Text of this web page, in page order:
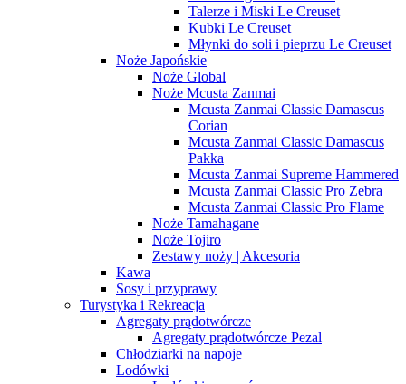
Talerze i Miski Le Creuset
Kubki Le Creuset
Młynki do soli i pieprzu Le Creuset
Noże Japońskie
Noże Global
Noże Mcusta Zanmai
Mcusta Zanmai Classic Damascus
Corian
Mcusta Zanmai Classic Damascus
Pakka
Mcusta Zanmai Supreme Hammered
Mcusta Zanmai Classic Pro Zebra
Mcusta Zanmai Classic Pro Flame
Noże Tamahagane
Noże Tojiro
Zestawy noży | Akcesoria
Kawa
Sosy i przyprawy
Turystyka i Rekreacja
Agregaty prądotwórcze
Agregaty prądotwórcze Pezal
Chłodziarki na napoje
Lodówki